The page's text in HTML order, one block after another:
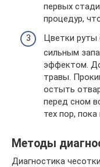
первых
процедур,
Цветки
сильным
эффектом.
травы.
остыть
перед сном
тех пор,
Методы
Диагностика